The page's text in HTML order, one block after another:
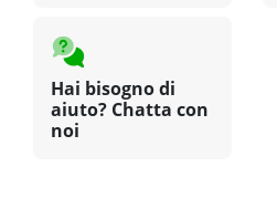
Hai bisogno di
aiuto? Chatta con
noi